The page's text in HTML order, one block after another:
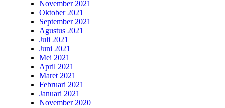
November 2021
Oktober 2021
September 2021
Agustus 2021
Juli 2021
Juni 2021
Mei 2021
April 2021
Maret 2021
Februari 2021
Januari 2021
November 2020